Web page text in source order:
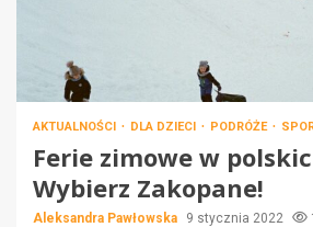
AKTUALNOŚCI DLA DZIECI PODRÓŻE
Ferie zimowe w
Wybierz Zakopane!
Aleksandra Pawłowska 9 stycznia 2022